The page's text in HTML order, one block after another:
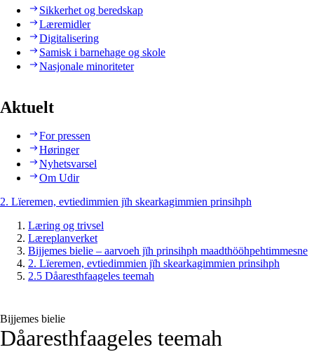
Sikkerhet og beredskap
Læremidler
Digitalisering
Samisk i barnehage og skole
Nasjonale minoriteter
Aktuelt
For pressen
Høringer
Nyhetsvarsel
Om Udir
2. Lïeremen, evtiedimmien jïh skearkagimmien prinsihph
Læring og trivsel
Læreplanverket
Bijjemes bielie – aarvoeh jïh prinsihph maadthööhpehtimmesne
2. Lïeremen, evtiedimmien jïh skearkagimmien prinsihph
2.5 Dåaresthfaageles teemah
Bijjemes bielie
Dåaresthfaageles teemah